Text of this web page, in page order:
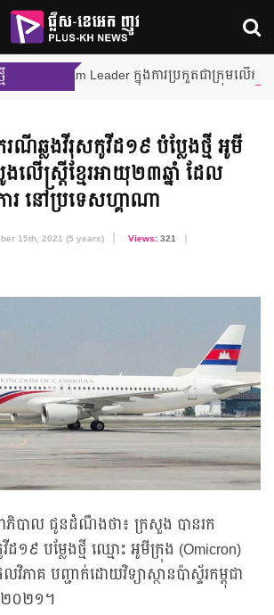
Leader ក្នុងការប្រកួតជាក្រុមលើកដំបូង ក្នុងក
ណីឆ្លង​វីរុស​កូវីដ១៩ បំប្លែងថ្មី អូមី
លើស្ត្រីខ្មែរ​អាយុ​២៣ឆ្នាំ ដែល​
រ នៅ​ប្រទេសហ្គាណា
15th, 2021 (5 years) Views:321
ភិបាល ជូនដំណឹងថា៖ ក្រសួង បានរក
១៩ បម្លែងថ្មី ឈ្មោះ អូមីក្រុង (Omicron)
វិភាគ បញ្ជាក់ដោយវិទ្យាស្ថានប៉ាស្ទ័រកម្ពុជា
ាំ២០២១។